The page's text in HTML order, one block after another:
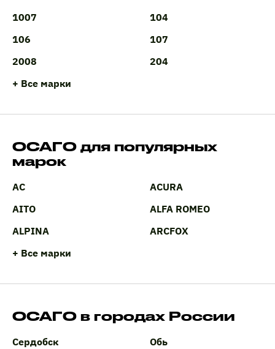
1007
104
106
107
2008
204
+ Все марки
ОСАГО для популярных
марок
AC
ACURA
AITO
ALFA ROMEO
ALPINA
ARCFOX
+ Все марки
ОСАГО в городах России
Сердобск
Обь